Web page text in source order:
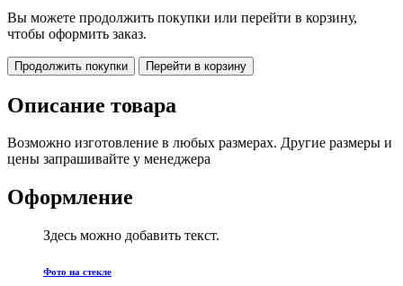
Вы можете продолжить покупки или перейти в корзину,
чтобы оформить заказ.
Продолжить покупки Перейти в корзину
Описание товара
Возможно изготовление в любых размерах. Другие размеры и
цены запрашивайте у менеджера
Оформление
Здесь можно добавить текст.
Фото на стекле